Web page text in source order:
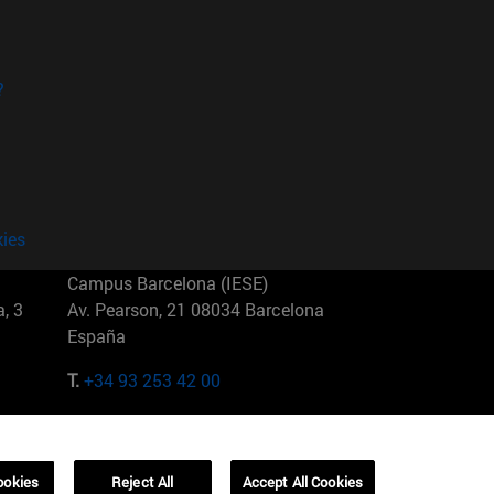
3
Campus Barcelona (IESE)
Av. Pearson, 21 08034 Barcelona
España
T.+34 93 253 42 00
01321001 Bela Vista Brasil
Reject All Accept All Cookies